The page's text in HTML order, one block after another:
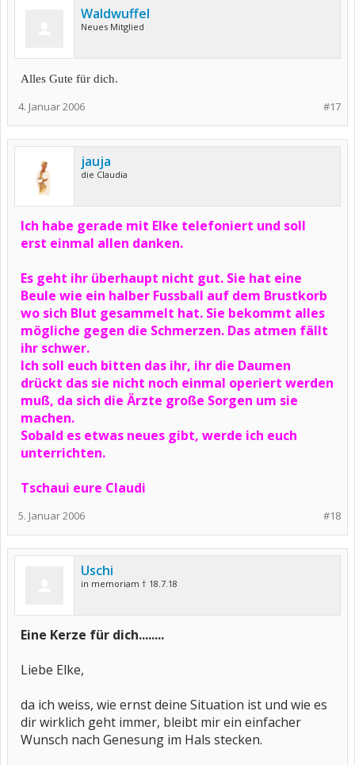
Waldwuffel
Neues Mitglied
Alles Gute für dich.
#17
4. Januar 2006
jauja
die Claudia
Ich habe gerade mit Elke telefoniert und soll
erst einmal allen danken.
Es geht ihr überhaupt nicht gut. Sie hat eine
Beule wie ein halber Fussball auf dem Brustkorb
wo sich Blut gesammelt hat. Sie bekommt alles
mögliche gegen die Schmerzen. Das atmen fällt
ihr schwer.
Ich soll euch bitten das ihr, ihr die Daumen
drückt das sie nicht noch einmal operiert werden
muß, da sich die Ärzte große Sorgen um sie
machen.
Sobald es etwas neues gibt, werde ich euch
unterrichten.
Tschaui eure Claudi
#18
5. Januar 2006
Uschi
in memoriam † 18.7.18
Eine Kerze für dich........
Liebe Elke,
da ich weiss, wie ernst deine Situation ist und wie es
dir wirklich geht immer, bleibt mir ein einfacher
Wunsch nach Genesung im Hals stecken.